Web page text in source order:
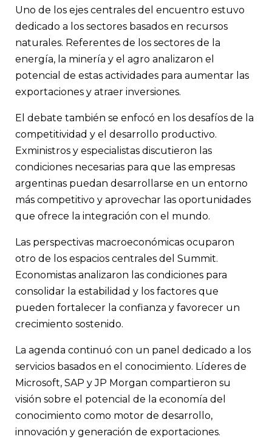
Uno de los ejes centrales del encuentro estuvo
dedicado a los sectores basados en recursos
naturales. Referentes de los sectores de la
energía, la minería y el agro analizaron el
potencial de estas actividades para aumentar las
exportaciones y atraer inversiones.
El debate también se enfocó en los desafíos de la
competitividad y el desarrollo productivo.
Exministros y especialistas discutieron las
condiciones necesarias para que las empresas
argentinas puedan desarrollarse en un entorno
más competitivo y aprovechar las oportunidades
que ofrece la integración con el mundo.
Las perspectivas macroeconómicas ocuparon
otro de los espacios centrales del Summit.
Economistas analizaron las condiciones para
consolidar la estabilidad y los factores que
pueden fortalecer la confianza y favorecer un
crecimiento sostenido.
La agenda continuó con un panel dedicado a los
servicios basados en el conocimiento. Líderes de
Microsoft, SAP y JP Morgan compartieron su
visión sobre el potencial de la economía del
conocimiento como motor de desarrollo,
innovación y generación de exportaciones.